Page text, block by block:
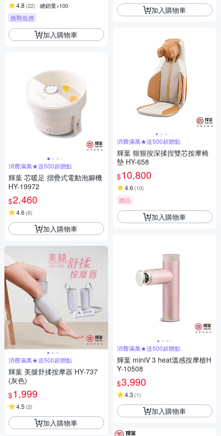
4.8 (22) 總銷量>100
挑戰低價
加入購物車
消費滿萬★送500超贈點
輝葉 芯暖足 摺疊式電動泡腳機
HY-19972
$2,460
4.6 (6)
加入購物車
消費滿萬★送500超贈點
輝葉 美腿舒揉按摩器 HY-737
(灰色)
$1,999
4.5 (2)
加入購物車
加入購物車
消費滿萬★送500超贈點
輝葉 狠狠按深揉捏雙芯按摩椅
墊 HY-658
$10,800
4.6 (10)
贈品
加入購物車
消費滿萬★送500超贈點
輝葉 miniV 3 heat溫感按摩槍H
Y-10508
$3,990
4.3 (1)
加入購物車